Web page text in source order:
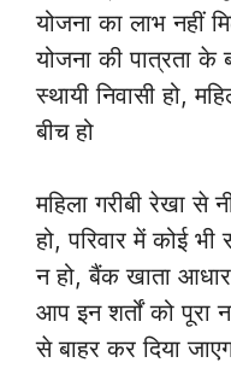
योजना का लाभ नहीं
योजना की पात्रता के
स्थायी निवासी हो,
बीच हो
महिला गरीबी रेखा से
हो, परिवार में कोई
न हो, बैंक खाता
आप इन शर्तों को पूरा
से बाहर कर दिया